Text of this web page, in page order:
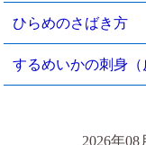
ひらめのさばき方
するめいかの刺身（
2026年08